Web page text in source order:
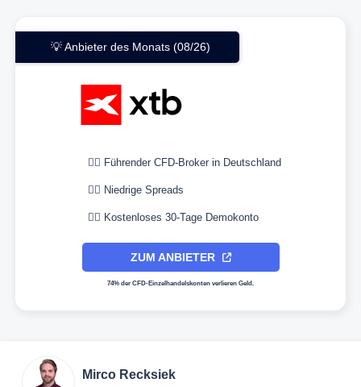
💡 Anbieter des Monats (08/26)
👉🏼 Führender CFD-Broker in Deutschland
👉🏼 Niedrige Spreads
👉🏼 Kostenloses 30-Tage Demokonto
ZUM ANBIETER
74% der CFD-Einzelhandelskonten verlieren Geld.
Mirco Recksiek